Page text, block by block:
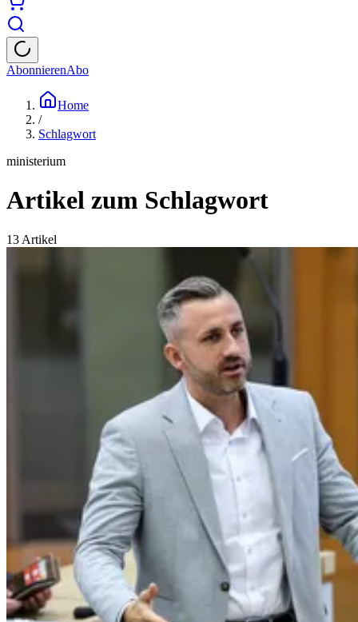
AbonnierenAbo
Home
/
Schlagwort
ministerium
Artikel zum Schlagwort
13 Artikel